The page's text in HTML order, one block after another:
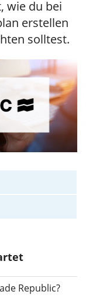
wie du bei
erstellen
solltest.
Republic?